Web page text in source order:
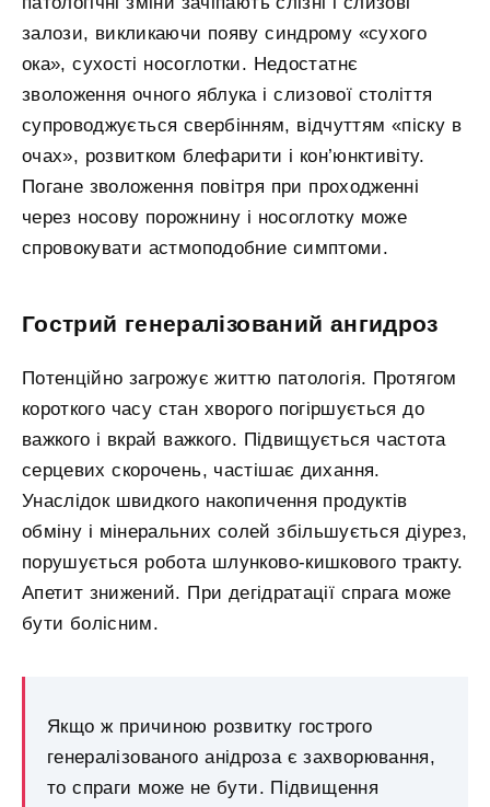
залози, викликаючи появу синдрому «сухого
ока», сухості носоглотки. Недостатнє
зволоження очного яблука і слизової століття
супроводжується свербінням, відчуттям «піску в
очах», розвитком блефарити і кон’юнктивіту.
Погане зволоження повітря при проходженні
через носову порожнину і носоглотку може
спровокувати астмоподобние симптоми.
Гострий генералізований ангидроз
Потенційно загрожує життю патологія. Протягом
короткого часу стан хворого погіршується до
важкого і вкрай важкого. Підвищується частота
серцевих скорочень, частішає дихання.
Унаслідок швидкого накопичення продуктів
обміну і мінеральних солей збільшується діурез,
порушується робота шлунково-кишкового тракту.
Апетит знижений. При дегідратації спрага може
бути болісним.
Якщо ж причиною розвитку гострого
генералізованого анідроза є захворювання,
то спраги може не бути. Підвищення